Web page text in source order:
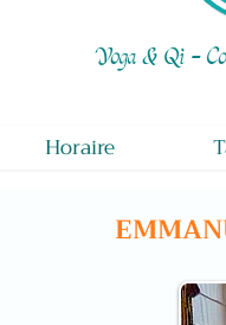
Yoga & Qi -
Horaire